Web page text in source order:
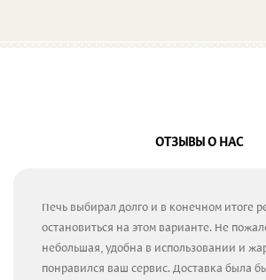
ОТЗЫВЫ О НАС
Печь выбирал долго и в конечном итоге
остановиться на этом варианте. Не
небольшая, удобна в использовании и
понравился ваш сервис. Доставка была